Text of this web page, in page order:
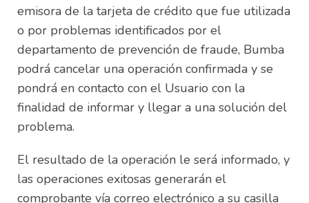
emisora de la tarjeta de crédito que fue utilizada
o por problemas identificados por el
departamento de prevención de fraude, Bumba
podrá cancelar una operación confirmada y se
pondrá en contacto con el Usuario con la
finalidad de informar y llegar a una solución del
problema.
El resultado de la operación le será informado, y
las operaciones exitosas generarán el
comprobante vía correo electrónico a su casilla